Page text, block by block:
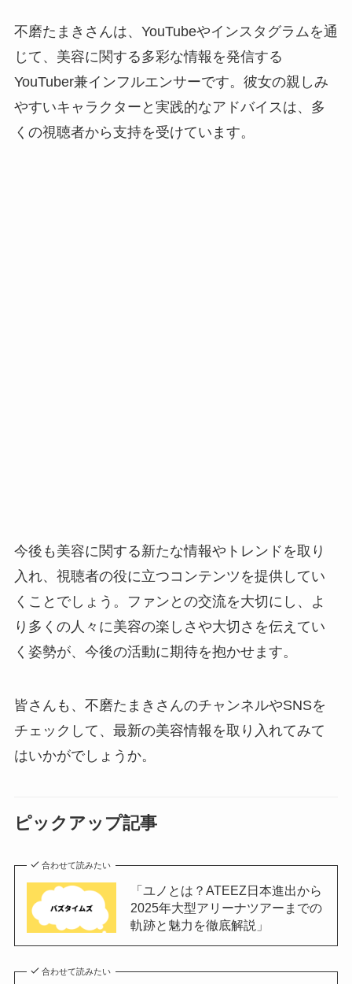
不磨たまきさんは、YouTubeやインスタグラムを通
じて、美容に関する多彩な情報を発信する
YouTuber兼インフルエンサーです。彼女の親しみ
やすいキャラクターと実践的なアドバイスは、多
くの視聴者から支持を受けています。
今後も美容に関する新たな情報やトレンドを取り
入れ、視聴者の役に立つコンテンツを提供してい
くことでしょう。ファンとの交流を大切にし、よ
り多くの人々に美容の楽しさや大切さを伝えてい
く姿勢が、今後の活動に期待を抱かせます。
皆さんも、不磨たまきさんのチャンネルやSNSを
チェックして、最新の美容情報を取り入れてみて
はいかがでしょうか。
ピックアップ記事
合わせて読みたい
「ユノとは？ATEEZ日本進出から
2025年大型アリーナツアーまでの
軌跡と魅力を徹底解説」
合わせて読みたい